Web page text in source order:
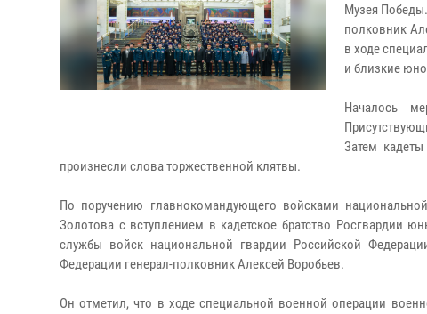
Музея
полковник
в ходе
и близкие
Началось
Затем
произнесли слова торжественной клятвы.
По поручению главнокомандующего войсками
Золотова с вступлением в кадетское братство Росгвардии
службы войск национальной гвардии Российской
Федерации генерал-полковник Алексей Воробьев.
Он отметил, что в ходе специальной военной операции